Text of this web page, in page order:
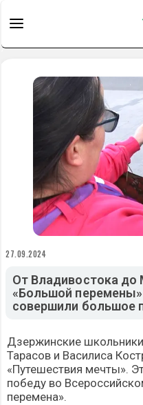
27.09.2024
От Владивостока
«Большой
совершили большое
Дзержинские
Тарасов и Василиса
«Путешествия мечты».
победу во
перемена».